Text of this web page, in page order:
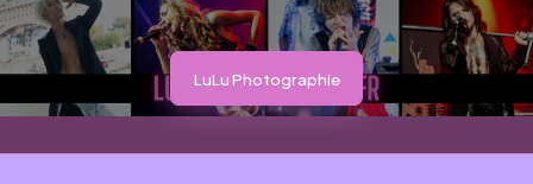
LuLu Photographie